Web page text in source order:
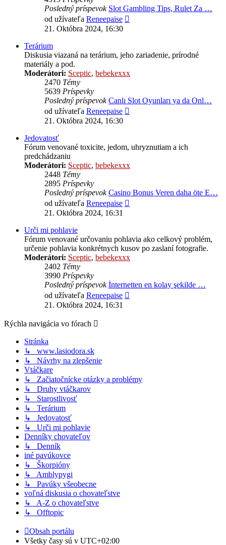
Posledný príspevok Slot Gambling Tips, Rulet Za …
od užívateľa Reneepaise
21. Októbra 2024, 16:30
Terárium
Diskusia viazaná na terárium, jeho zariadenie, prírodné
materiály a pod.
Moderátori: Sceptic, bebekexxx
2470 Témy
5639 Príspevky
Posledný príspevok Canlı Slot Oyunları ya da Onl…
od užívateľa Reneepaise
21. Októbra 2024, 16:30
Jedovatosť
Fórum venované toxicite, jedom, uhryznutiam a ich
predchádzaniu
Moderátori: Sceptic, bebekexxx
2448 Témy
2895 Príspevky
Posledný príspevok Casino Bonus Veren daha öte E…
od užívateľa Reneepaise
21. Októbra 2024, 16:31
Urči mi pohlavie
Fórum venované určovaniu pohlavia ako celkový problém,
určenie pohlavia konkrétnych kusov po zaslaní fotografie.
Moderátori: Sceptic, bebekexxx
2402 Témy
3990 Príspevky
Posledný príspevok İnternetten en kolay şekilde …
od užívateľa Reneepaise
21. Októbra 2024, 16:31
Rýchla navigácia vo fórach
Stránka
↳ www.lasiodora.sk
↳ Návrhy na zlepšenie
Vtáčkare
↳ Začiatočnícke otázky a problémy
↳ Druhy vtáčkarov
↳ Starostlivosť
↳ Terárium
↳ Jedovatosť
↳ Urči mi pohlavie
Denníky chovateľov
↳ Denník
iné pavúkovce
↳ Škorpióny
↳ Amblypygi
↳ Pavúky všeobecne
voľná diskusia o chovateľstve
↳ A-Z o chovateľstve
↳ Offtopic
Obsah portálu
Všetky časy sú v UTC+02:00